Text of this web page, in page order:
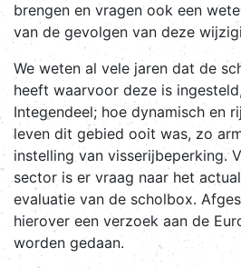
brengen en vragen ook een
van de gevolgen van deze
We weten al vele jaren dat de
heeft waarvoor deze is
Integendeel; hoe dynamisch en
leven dit gebied ooit was, zo
instelling van visserijbeperking.
sector is er vraag naar het
evaluatie van de scholbox.
hierover een verzoek aan de
worden gedaan.